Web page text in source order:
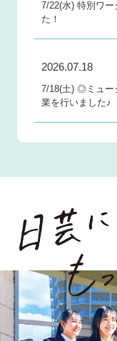
7/22(水) 特別ワ
た！
2026.07.18
7/18(土) ◎ミュー
業を行いました♪